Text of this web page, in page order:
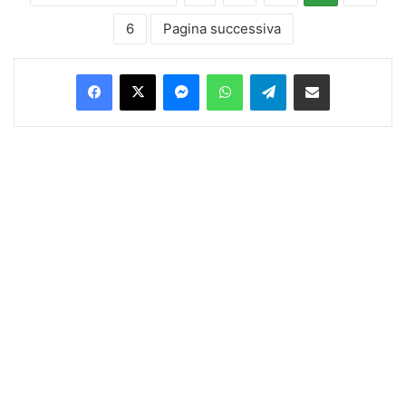
6 Pagina successiva
Facebook
X MessengerWhatsAppTelegramCondividi via Email